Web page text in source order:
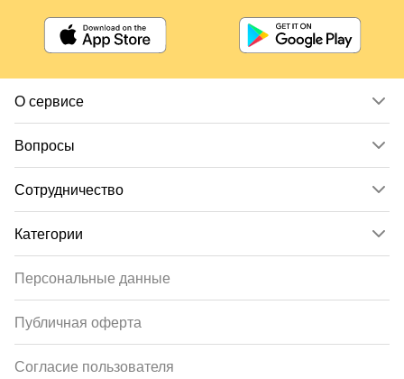
О сервисе
Вопросы
Сотрудничество
Категории
Персональные данные
Публичная оферта
Согласие пользователя